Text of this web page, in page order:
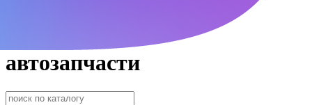
автозапчасти